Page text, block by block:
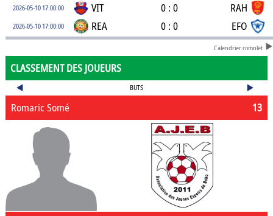
2026-05-10 17:00:00 VIT 0 : 0 RAH
2026-05-10 17:00:00 REA 0 : 0 EFO
Calendrier complet
CLASSEMENT DES JOUEURS
BUTS
13
Romaric Somé